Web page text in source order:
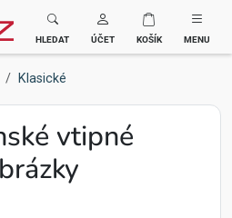
HLEDAT ÚČET KOŠÍK MENU
Klasické
vtipné